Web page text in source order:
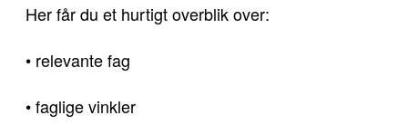
Her får du et hurtigt overblik over:
• relevante fag
• faglige vinkler